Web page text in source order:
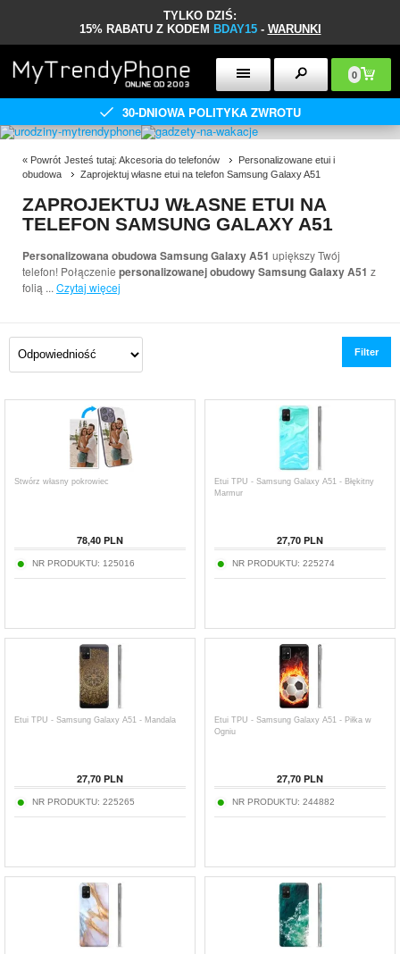
TYLKO DZIŚ:
15% RABATU Z KODEM BDAY15- WARUNKI
0
30-DNIOWA POLITYKA ZWROTU
« Powrót Jesteś tutaj: Akcesoria do telefonów
Personalizowane etui i
obudowa
Zaprojektuj własne etui na telefon Samsung Galaxy A51
ZAPROJEKTUJ WŁASNE ETUI NA
TELEFON SAMSUNG GALAXY A51
Personalizowana obudowa Samsung Galaxy A51 upiększy Twój
telefon! Połączenie personalizowanej obudowy Samsung Galaxy A51 z
folią ... Czytaj więcej
Filter
Stwórz własny pokrowiec
78,40 PLN
NR PRODUKTU: 125016
Etui TPU - Samsung Galaxy A51 - Błękitny
Marmur
27,70 PLN
NR PRODUKTU: 225274
Etui TPU - Samsung Galaxy A51 - Mandala
27,70 PLN
NR PRODUKTU: 225265
Etui TPU - Samsung Galaxy A51 - Piłka w
Ogniu
27,70 PLN
NR PRODUKTU: 244882